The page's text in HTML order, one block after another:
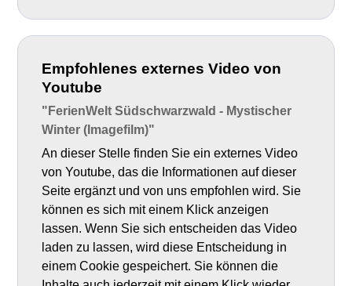
Empfohlenes externes Video von
Youtube
"FerienWelt Südschwarzwald - Mystischer
Winter (Imagefilm)"
An dieser Stelle finden Sie ein externes Video
von Youtube, das die Informationen auf dieser
Seite ergänzt und von uns empfohlen wird. Sie
können es sich mit einem Klick anzeigen
lassen. Wenn Sie sich entscheiden das Video
laden zu lassen, wird diese Entscheidung in
einem Cookie gespeichert. Sie können die